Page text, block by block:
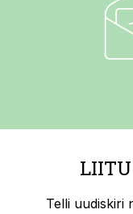
Telli uudiskiri